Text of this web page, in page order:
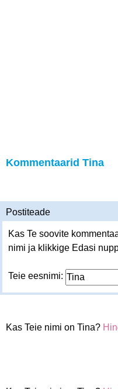
Kommentaarid Tina
Postiteade
Kas Te soovite
nimi ja klikkige Edasi
Teie eesnimi:
Kas Teie nimi on Tina?